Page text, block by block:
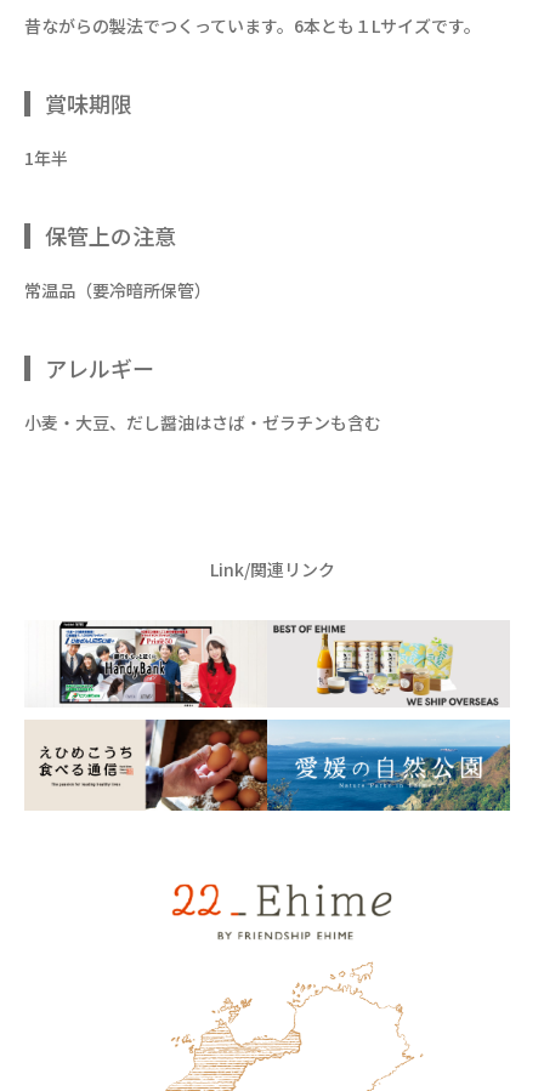
昔ながらの製法でつくっています。6本とも１Lサイズです。
賞味期限
1年半
保管上の注意
常温品（要冷暗所保管）
アレルギー
小麦・大豆、だし醤油はさば・ゼラチンも含む
Link/関連リンク